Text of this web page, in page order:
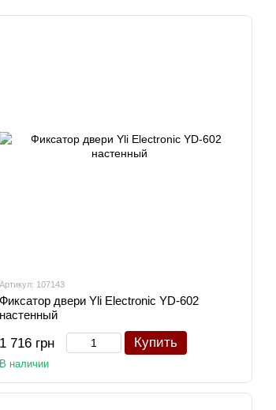
Артикул: 107143
Фиксатор двери Yli Electronic YD-602
настенный
1 716 грн Купить
В наличии